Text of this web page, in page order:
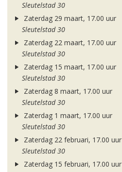
Sleutelstad 30
Zaterdag 29 maart, 17.00 uur
Sleutelstad 30
Zaterdag 22 maart, 17.00 uur
Sleutelstad 30
Zaterdag 15 maart, 17.00 uur
Sleutelstad 30
Zaterdag 8 maart, 17.00 uur
Sleutelstad 30
Zaterdag 1 maart, 17.00 uur
Sleutelstad 30
Zaterdag 22 februari, 17.00 uur
Sleutelstad 30
Zaterdag 15 februari, 17.00 uur